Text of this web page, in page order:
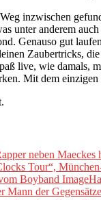
inzwischen
unter anderem
Genauso gut
Zaubertricks,
live, wie damals,
Mit dem